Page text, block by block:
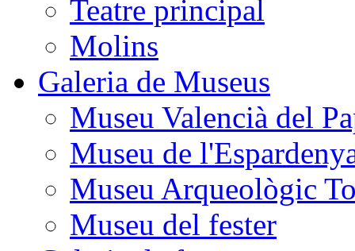
Teatre principal
Molins
Galeria de Museus
Museu Valencià del
Museu de
Museu Arqueològic
Museu del fester